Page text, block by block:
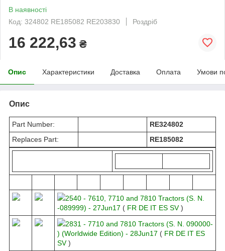
В наявності
Код: 324802 RE185082 RE203830
Роздріб
16 222,63 ₴
Опис Характеристики Доставка Оплата Умови
Опис
Part Number:
RE324802
Replaces Part:
RE185082
2540 - 7610, 7710 and 7810 Tractors (S. N.
-089999) - 27Jun17 ( FR DE IT ES SV)
2831 - 7710 and 7810 Tractors (S. N. 090000-
) (Worldwide Edition) - 28Jun17 ( FR DE IT ES
SV)